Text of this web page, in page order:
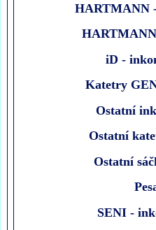
HARTMANN
iD -
Katetry
Ostatní
Ostatní
Ostatní
SENI -